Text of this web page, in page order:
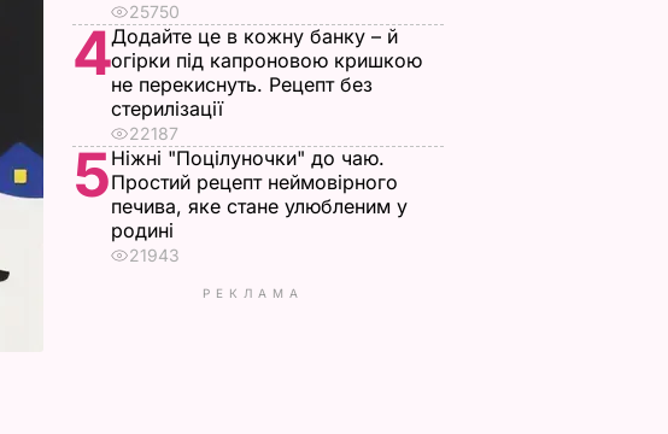
25750
4Додайте це в кожну банку – й
огірки під капроновою кришкою
не перекиснуть. Рецепт без
стерилізації
22187
5Ніжні "Поцілуночки" до чаю.
Простий рецепт неймовірного
печива, яке стане улюбленим у
родині
21943
РЕКЛАМА